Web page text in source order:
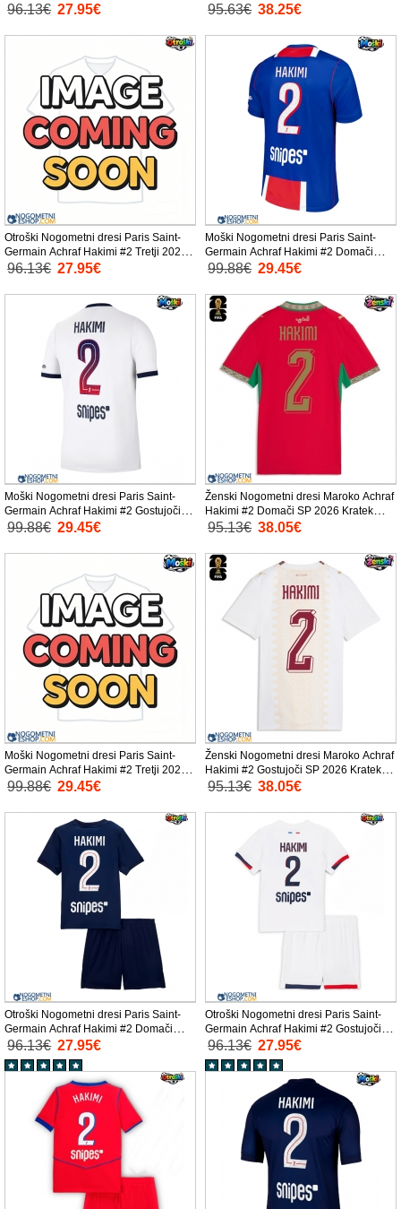
2026-27 Kratek Rokav (+ Kratke hlače)
96.13€ 27.95€
Rokav
95.63€ 38.25€
Otroški Nogometni dresi Paris Saint-
Germain Achraf Hakimi #2 Tretji 2026-
27 Kratek Rokav (+ Kratke hlače)
96.13€ 27.95€
Moški Nogometni dresi Paris Saint-
Germain Achraf Hakimi #2 Domači
2026-27 Kratek Rokav
99.88€ 29.45€
Moški Nogometni dresi Paris Saint-
Germain Achraf Hakimi #2 Gostujoči
2026-27 Kratek Rokav
99.88€ 29.45€
Ženski Nogometni dresi Maroko Achraf
Hakimi #2 Domači SP 2026 Kratek
Rokav
95.13€ 38.05€
Moški Nogometni dresi Paris Saint-
Germain Achraf Hakimi #2 Tretji 2026-
27 Kratek Rokav
99.88€ 29.45€
Ženski Nogometni dresi Maroko Achraf
Hakimi #2 Gostujoči SP 2026 Kratek
Rokav
95.13€ 38.05€
Otroški Nogometni dresi Paris Saint-
Germain Achraf Hakimi #2 Domači
2025-26 Kratek Rokav (+ Kratke hlače)
96.13€ 27.95€
Otroški Nogometni dresi Paris Saint-
Germain Achraf Hakimi #2 Gostujoči
2025-26 Kratek Rokav (+ Kratke hlače)
96.13€ 27.95€